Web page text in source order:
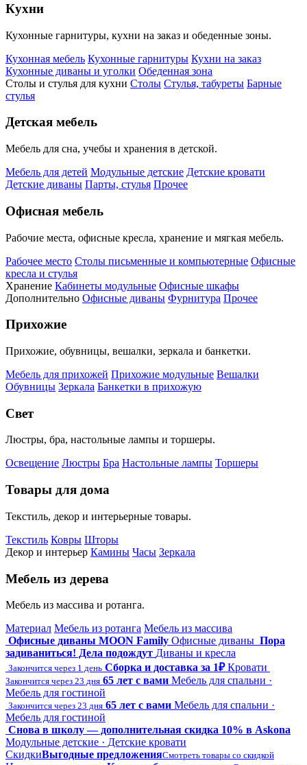
Кухни
Кухонные гарнитуры, кухни на заказ и обеденные зоны.
Кухонная мебель Кухонные гарнитуры Кухни на заказ
Кухонные диваны и уголки Обеденная зона
Столы и стулья для кухни Столы Стулья, табуреты Барные
стулья
Детская мебель
Мебель для сна, учебы и хранения в детской.
Мебель для детей Модульные детские Детские кровати
Детские диваны Парты, стулья Прочее
Офисная мебель
Рабочие места, офисные кресла, хранение и мягкая мебель.
Рабочее место Столы письменные и компьютерные Офисные
кресла и стулья
Хранение Кабинеты модульные Офисные шкафы
Дополнительно Офисные диваны Фурнитура Прочее
Прихожие
Прихожие, обувницы, вешалки, зеркала и банкетки.
Мебель для прихожей Прихожие модульные Вешалки
Обувницы Зеркала Банкетки в прихожую
Свет
Люстры, бра, настольные лампы и торшеры.
Освещение Люстры Бра Настольные лампы Торшеры
Товары для дома
Текстиль, декор и интерьерные товары.
Текстиль Ковры Шторы
Декор и интерьер Камины Часы Зеркала
Мебель из дерева
Мебель из массива и ротанга.
Материал Мебель из ротанга Мебель из массива
Офисные диваны MOON Family Офисные диваны Пора
задиваниться! Дела подождут Диваны и кресла
Закончится через 1 день Сборка и доставка за 1₽ Кровати
Закончится через 23 дня 65 лет с вами Мебель для спальни ·
Мебель для гостиной
Закончится через 23 дня 65 лет с вами Мебель для спальни ·
Мебель для гостиной
Снова в школу — дополнительная скидка 10% в Askona
Модульные детские · Детские кровати
СкидкиВыгодные предложенияСмотреть товары со скидкой